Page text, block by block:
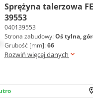
Sprężyna talerzowa
39553
040139553
Strona zabudowy:Oś tylna,
Grubość [mm]:66
Rozwiń więcej danych